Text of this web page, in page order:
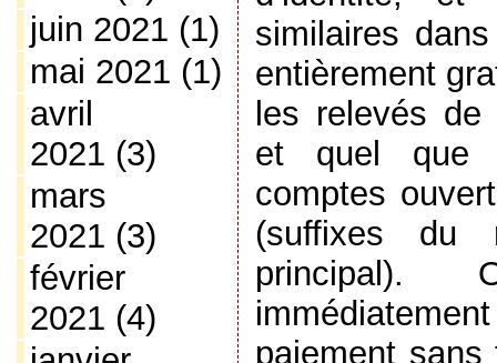
juin 2021 (1)
mai 2021 (1)
avril
2021 (3)
mars
2021 (3)
février
2021 (4)
similaires
entièrement
les relevés de
et quel que
comptes
(suffixes du
principal).
paiement